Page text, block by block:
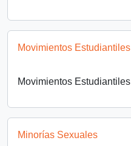
Movimientos Estudiantiles
Movimientos Estudiantiles
Minorías Sexuales